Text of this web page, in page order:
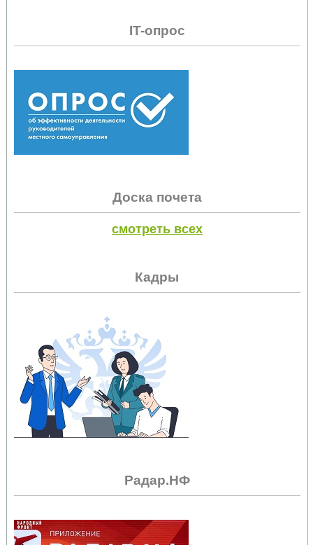
IT-опрос
Доска почета
смотреть всех
Кадры
Радар.НФ